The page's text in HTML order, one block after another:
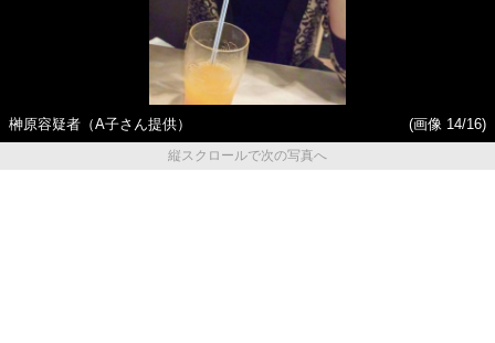
榊原容疑者（A子さん提供）
(画像 14/16)
縦スクロールで次の写真へ